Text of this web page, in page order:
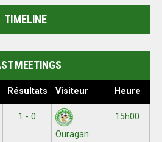
TIMELINE
MEETINGS
Résultats Visiteur Heure
1 - 0
Ouragan
15h00